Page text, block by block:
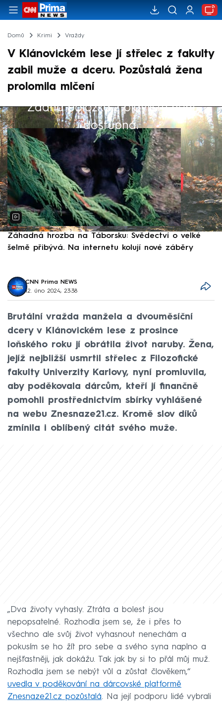
Domů Krimi Vraždy
V Klánovickém lese jí střelec z fakulty
zabil muže a dceru. Pozůstalá žena
prolomila mlčení
Žádná položka z playlistu není
dostupná.
Výběr redakce
Záhadná hrozba na Táborsku: Svědectví o velké
šelmě přibývá. Na internetu kolují nové záběry
CNN Prima NEWS
12. úno 2024, 23:38
Brutální vražda manžela a dvouměsíční
dcery v Klánovickém lese z prosince
loňského roku jí obrátila život naruby. Žena,
jejíž nejbližší usmrtil střelec z Filozofické
fakulty Univerzity Karlovy, nyní promluvila,
aby poděkovala dárcům, kteří jí finančně
pomohli prostřednictvím sbírky vyhlášené
na webu Znesnaze21.cz. Kromě slov díků
zmínila i oblíbený citát svého muže.
„Dva životy vyhasly. Ztráta a bolest jsou
nepopsatelné. Rozhodla jsem se, že i přes to
všechno ale svůj život vyhasnout nenechám a
pokusím se ho žít pro sebe a svého syna naplno a
nejšťastněji, jak dokážu. Tak jak by si to přál můj muž.
Rozhodla jsem se nebýt vůl a zůstat člověkem,“
uvedla v poděkování na dárcovské platformě
Znesnaze21.cz pozůstalá. Na její podporu lidé vybrali